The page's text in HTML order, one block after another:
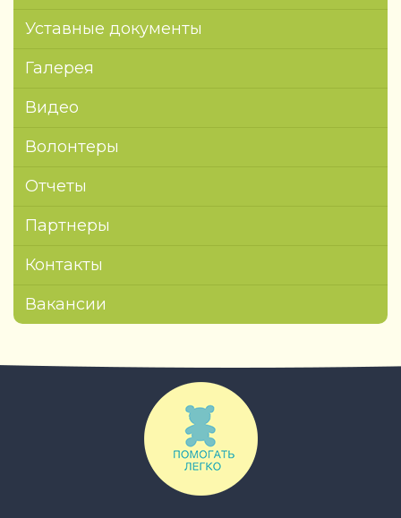
Уставные документы
Галерея
Видео
Волонтеры
Отчеты
Партнеры
Контакты
Вакансии